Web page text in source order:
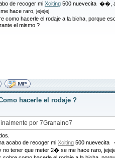
de recoger mi Xciting 500 nuevecita ��,
hace raro, jejejej.
como hacerle el rodaje a la bicha, porque
el mismo ?
hacerle el rodaje ?
por 7Granaino7
acabo de recoger mi Xciting 500 nuevecita
no tener que meter 2� se me hace raro,